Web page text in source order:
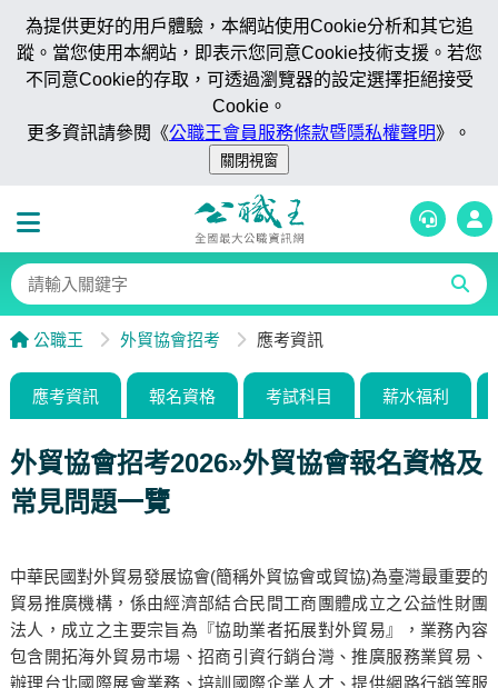
為提供更好的用戶體驗，本網站使用Cookie分析和其它追
蹤。當您使用本網站，即表示您同意Cookie技術支援。若您
不同意Cookie的存取，可透過瀏覽器的設定選擇拒絕接受
Cookie。
更多資訊請參閱《公職王會員服務條款暨隱私權聲明》。
公職王 外貿協會招考 應考資訊
應考資訊 報名資格 考試科目 薪水福利
外貿協會招考2026»外貿協會報名資格及
常見問題一覽
中華民國對外貿易發展協會(簡稱外貿協會或貿協)為臺灣最重要的
貿易推廣機構，係由經濟部結合民間工商團體成立之公益性財團
法人，成立之主要宗旨為『協助業者拓展對外貿易』，業務內容
包含開拓海外貿易市場、招商引資行銷台灣、推廣服務業貿易、
辦理台北國際展會業務、培訓國際企業人才、提供網路行銷等服